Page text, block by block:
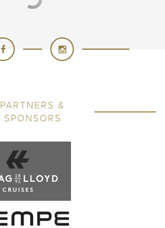
PARTNERS &
SPONSORS